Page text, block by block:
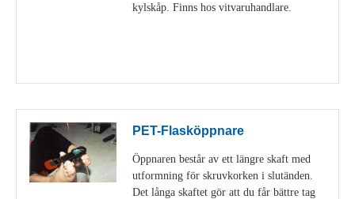
kylskåp. Finns hos vitvaruhandlare.
PET-Flasköppnare
Öppnaren består av ett längre skaft med
utformning för skruvkorken i slutänden.
Det långa skaftet gör att du får bättre tag